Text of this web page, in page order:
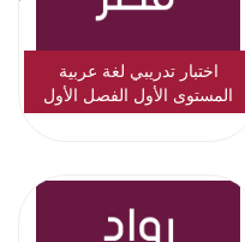
اختبار تدريبي لغة عربية
المستوى الأول الفصل الأول